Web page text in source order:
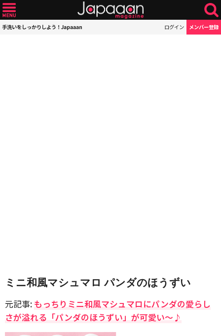
手洗いをしっかりしよう！Japaaan ログイン メンバー登録
ミニ和風マシュマロ パンダのほうずい
元記事: もっちりミニ和風マシュマロにパンダの愛らし
さが溢れる「パンダのほうずい」が可愛い〜♪